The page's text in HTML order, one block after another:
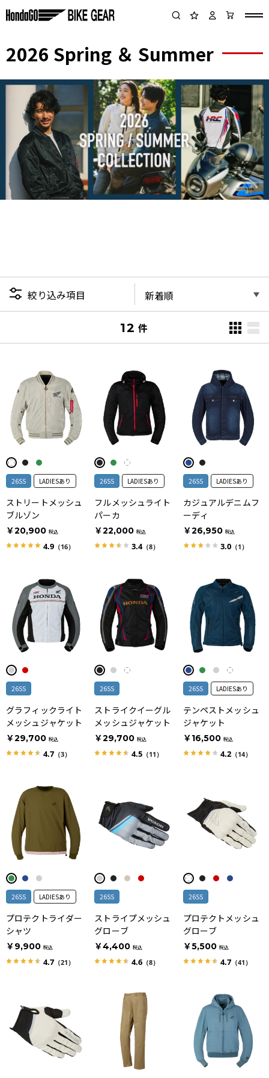
2026 Spring ＆ Summer
絞り込み項目
12 件
26SS LADIESあり
ストリートメッシュ
ブルゾン
￥20,900 税込
4.9 （16）
26SS LADIESあり
フルメッシュライト
パーカ
￥22,000 税込
3.4（8）
26SS LADIESあり
カジュアルデニムフ
ーディ
￥26,950 税込
3.0（1）
26SS
グラフィックライト
メッシュジャケット
￥29,700 税込
4.7 （3）
26SS
ストライクイーグル
メッシュジャケット
￥29,700 税込
4.5 （11）
26SS LADIESあり
テンペストメッシュ
ジャケット
￥16,500 税込
4.2（14）
26SS LADIESあり
プロテクトライダー
シャツ
￥9,900 税込
4.7 （21）
26SS
ストライプメッシュ
グローブ
￥4,400 税込
4.6 （8）
26SS
プロテクトメッシュ
グローブ
￥5,500 税込
4.7（41）